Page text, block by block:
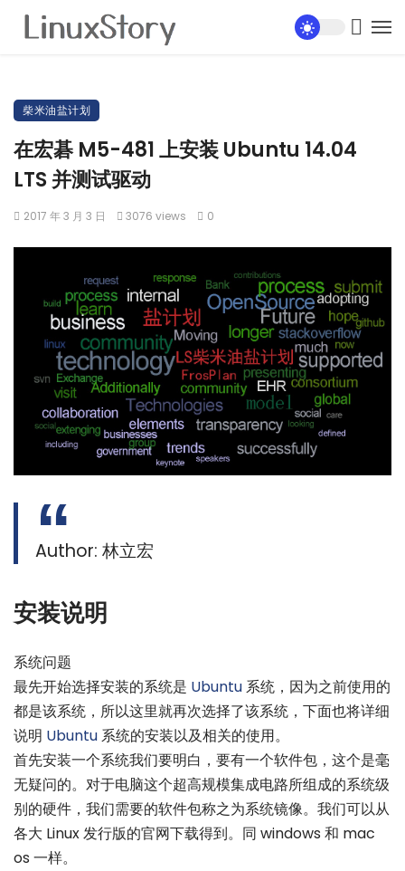
柴米油盐计划
在宏碁 M5-481 上安装 Ubuntu 14.04
LTS 并测试驱动
2017 年 3 月 3 日 3076 views 0
Author: 林立宏
安装说明
系统问题
最先开始选择安装的系统是 Ubuntu系统，因为之前使用的
都是该系统，所以这里就再次选择了该系统，下面也将详细
说明 Ubuntu系统的安装以及相关的使用。
首先安装一个系统我们要明白，要有一个软件包，这个是毫
无疑问的。对于电脑这个超高规模集成电路所组成的系统级
别的硬件，我们需要的软件包称之为系统镜像。我们可以从
各大 Linux 发行版的官网下载得到。同 windows 和 mac
os 一样。